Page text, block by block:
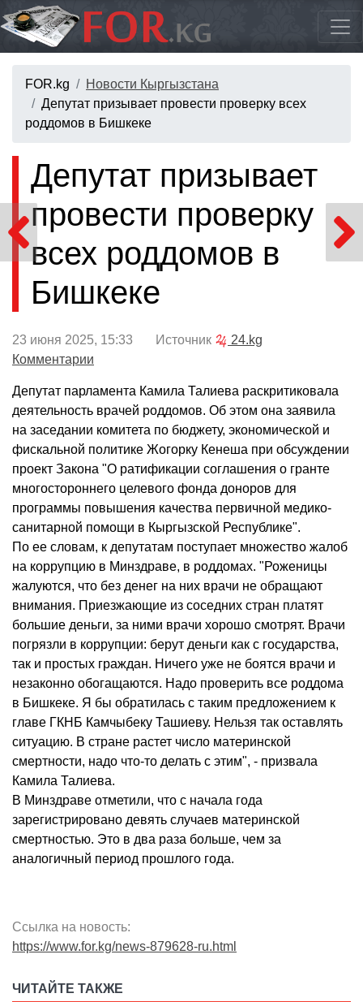
FOR.kg
Новости Кыргызстана
Депутат призывает провести проверку всех
роддомов в Бишкеке
Депутат призывает
провести проверку
всех роддомов в
Бишкеке
23 июня 2025, 15:33 Источник
24.kg
Комментарии
Депутат парламента Камила Талиева раскритиковала
деятельность врачей роддомов. Об этом она заявила
на заседании комитета по бюджету, экономической и
фискальной политике Жогорку Кенеша при обсуждении
проект Закона "О ратификации соглашения о гранте
многостороннего целевого фонда доноров для
программы повышения качества первичной медико-
санитарной помощи в Кыргызской Республике".
По ее словам, к депутатам поступает множество жалоб
на коррупцию в Минздраве, в роддомах. "Роженицы
жалуются, что без денег на них врачи не обращают
внимания. Приезжающие из соседних стран платят
большие деньги, за ними врачи хорошо смотрят. Врачи
погрязли в коррупции: берут деньги как с государства,
так и простых граждан. Ничего уже не боятся врачи и
незаконно обогащаются. Надо проверить все роддома
в Бишкеке. Я бы обратилась с таким предложением к
главе ГКНБ Камчыбеку Ташиеву. Нельзя так оставлять
ситуацию. В стране растет число материнской
смертности, надо что-то делать с этим", - призвала
Камила Талиева.
В Минздраве отметили, что с начала года
зарегистрировано девять случаев материнской
смертностью. Это в два раза больше, чем за
аналогичный период прошлого года.
Ссылка на новость:
https://www.for.kg/news-879628-ru.html
ЧИТАЙТЕ ТАКЖЕ